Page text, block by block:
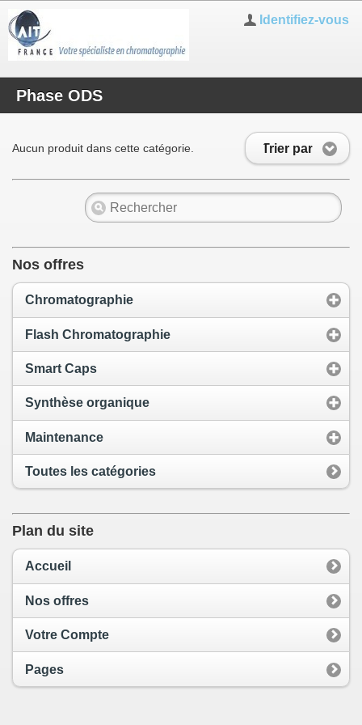
Identifiez-vous
Phase ODS
Trier par
Aucun produit dans cette catégorie.
Nos offres
Chromatographie
Flash Chromatographie
Smart Caps
Synthèse organique
Maintenance
Toutes les catégories
Plan du site
Accueil
Nos offres
Votre Compte
Pages